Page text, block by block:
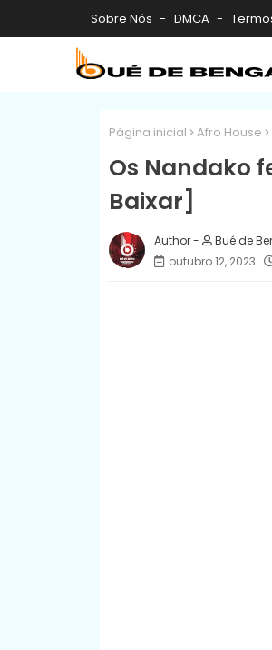
Sobre Nós DMCA
Página inicial Afro House
Os Nandako
Baixar]
Bué de
outubro 12, 2023